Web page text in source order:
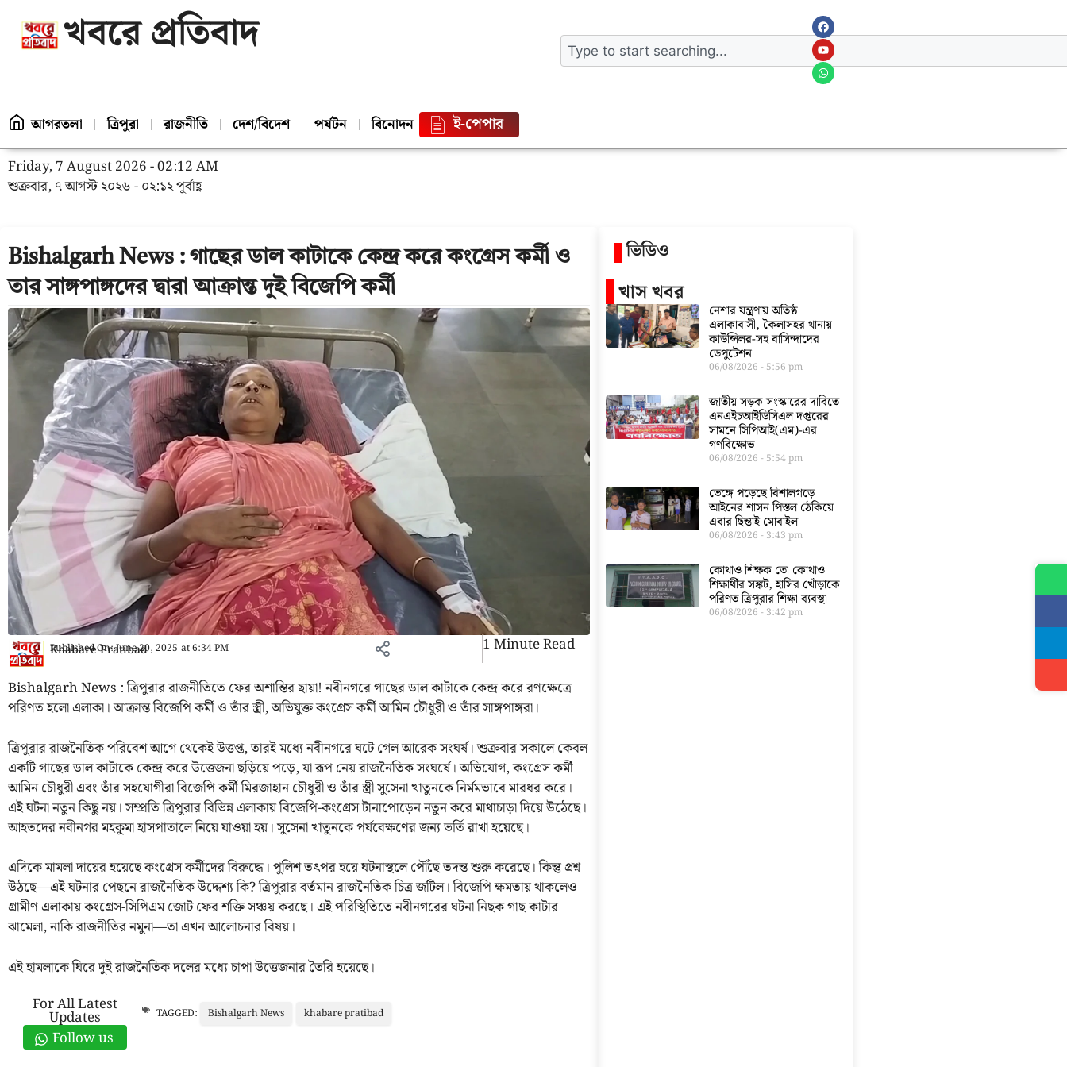
খবরে প্রতিবাদ
আগরতলা ত্রিপুরা রাজনীতি দেশ/বিদেশ পর্যটন বিনোদন ই-পেপার
Friday, 7 August 2026 - 02:12 AM
শুক্রবার, ৭ আগস্ট ২০২৬ - ০২:১২ পূর্বাহ্ণ
Bishalgarh News : গাছের ডাল কাটাকে কেন্দ্র করে কংগ্রেস কর্মী ও
তার সাঙ্গপাঙ্গদের দ্বারা আক্রান্ত দুই বিজেপি কর্মী
Khabare Pratibad
Published On:June 20, 2025 at6:34 PM
1 Minute Read
Bishalgarh News : ত্রিপুরার রাজনীতিতে ফের অশান্তির ছায়া! নবীনগরে গাছের ডাল কাটাকে কেন্দ্র করে রণক্ষেত্রে
পরিণত হলো এলাকা। আক্রান্ত বিজেপি কর্মী ও তাঁর স্ত্রী, অভিযুক্ত কংগ্রেস কর্মী আমিন চৌধুরী ও তাঁর সাঙ্গপাঙ্গরা।
ত্রিপুরার রাজনৈতিক পরিবেশ আগে থেকেই উত্তপ্ত, তারই মধ্যে নবীনগরে ঘটে গেল আরেক সংঘর্ষ। শুক্রবার সকালে কেবল
একটি গাছের ডাল কাটাকে কেন্দ্র করে উত্তেজনা ছড়িয়ে পড়ে, যা রূপ নেয় রাজনৈতিক সংঘর্ষে। অভিযোগ, কংগ্রেস কর্মী
আমিন চৌধুরী এবং তাঁর সহযোগীরা বিজেপি কর্মী মিরজাহান চৌধুরী ও তাঁর স্ত্রী সুসেনা খাতুনকে নির্মমভাবে মারধর করে।
এই ঘটনা নতুন কিছু নয়। সম্প্রতি ত্রিপুরার বিভিন্ন এলাকায় বিজেপি-কংগ্রেস টানাপোড়েন নতুন করে মাথাচাড়া দিয়ে উঠেছে।
আহতদের নবীনগর মহকুমা হাসপাতালে নিয়ে যাওয়া হয়। সুসেনা খাতুনকে পর্যবেক্ষণের জন্য ভর্তি রাখা হয়েছে।
এদিকে মামলা দায়ের হয়েছে কংগ্রেস কর্মীদের বিরুদ্ধে। পুলিশ তৎপর হয়ে ঘটনাস্থলে পৌঁছে তদন্ত শুরু করেছে। কিন্তু প্রশ্ন
উঠছে—এই ঘটনার পেছনে রাজনৈতিক উদ্দেশ্য কি? ত্রিপুরার বর্তমান রাজনৈতিক চিত্র জটিল। বিজেপি ক্ষমতায় থাকলেও
গ্রামীণ এলাকায় কংগ্রেস-সিপিএম জোট ফের শক্তি সঞ্চয় করছে। এই পরিস্থিতিতে নবীনগরের ঘটনা নিছক গাছ কাটার
ঝামেলা, নাকি রাজনীতির নমুনা—তা এখন আলোচনার বিষয়।
এই হামলাকে ঘিরে দুই রাজনৈতিক দলের মধ্যে চাপা উত্তেজনার তৈরি হয়েছে।
For All Latest
Updates
Follow us
TAGGED: Bishalgarh News khabare pratibad
ভিডিও
খাস খবর
নেশার যন্ত্রণায় অতিষ্ঠ
এলাকাবাসী, কৈলাসহর থানায়
কাউন্সিলর-সহ বাসিন্দাদের
ডেপুটেশন
06/08/2026 5:56 pm
জাতীয় সড়ক সংস্কারের দাবিতে
এনএইচআইডিসিএল দপ্তরের
সামনে সিপিআই(এম)-এর
গণবিক্ষোভ
06/08/2026 5:54 pm
ভেঙ্গে পড়েছে বিশালগড়ে
আইনের শাসন পিস্তল ঠেকিয়ে
এবার ছিন্তাই মোবাইল
06/08/2026 3:43 pm
কোথাও শিক্ষক তো কোথাও
শিক্ষার্থীর সঙ্কট, হাসির খোঁড়াকে
পরিণত ত্রিপুরার শিক্ষা ব্যবস্থা
06/08/2026 3:42 pm